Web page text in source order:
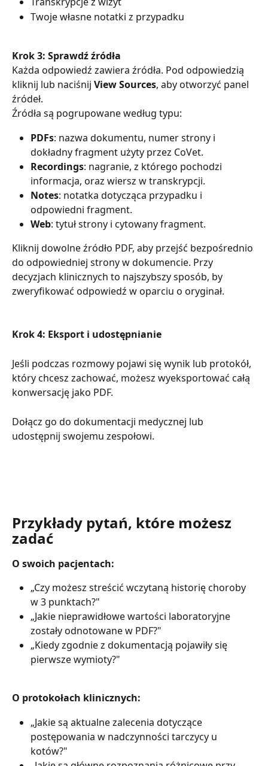
Twoje własne notatki z przypadku
Krok 3: Sprawdź źródła
Każda odpowiedź zawiera źródła. Pod odpowiedzią
kliknij lub naciśnij View Sources, aby otworzyć panel
źródeł.
Źródła są pogrupowane według typu:
PDFs: nazwa dokumentu, numer strony i
dokładny fragment użyty przez CoVet.
Recordings: nagranie, z którego pochodzi
informacja, oraz wiersz w transkrypcji.
Notes: notatka dotycząca przypadku i
odpowiedni fragment.
Web: tytuł strony i cytowany fragment.
Kliknij dowolne źródło PDF, aby przejść bezpośrednio
do odpowiedniej strony w dokumencie. Przy
decyzjach klinicznych to najszybszy sposób, by
zweryfikować odpowiedź w oparciu o oryginał.
Krok 4: Eksport i udostępnianie
Jeśli podczas rozmowy pojawi się wynik lub protokół,
który chcesz zachować, możesz wyeksportować całą
konwersację jako PDF.
Dołącz go do dokumentacji medycznej lub
udostępnij swojemu zespołowi.
Przykłady pytań, które możesz
zadać
O swoich pacjentach:
„Czy możesz streścić wczytaną historię choroby
w 3 punktach?"
„Jakie nieprawidłowe wartości laboratoryjne
zostały odnotowane w PDF?"
„Kiedy zgodnie z dokumentacją pojawiły się
pierwsze wymioty?"
O protokołach klinicznych:
„Jakie są aktualne zalecenia dotyczące
postępowania w nadczynności tarczycy u
kotów?"